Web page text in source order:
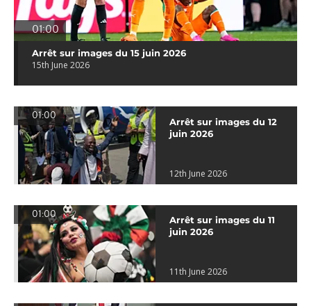
01:00
Arrêt sur images du 15 juin 2026
15th June 2026
01:00
Arrêt sur images du 12
juin 2026
12th June 2026
01:00
Arrêt sur images du 11
juin 2026
11th June 2026